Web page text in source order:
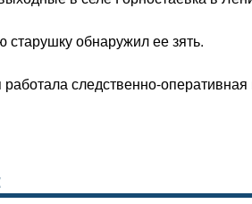
обнаружил ее зять.
следственно-